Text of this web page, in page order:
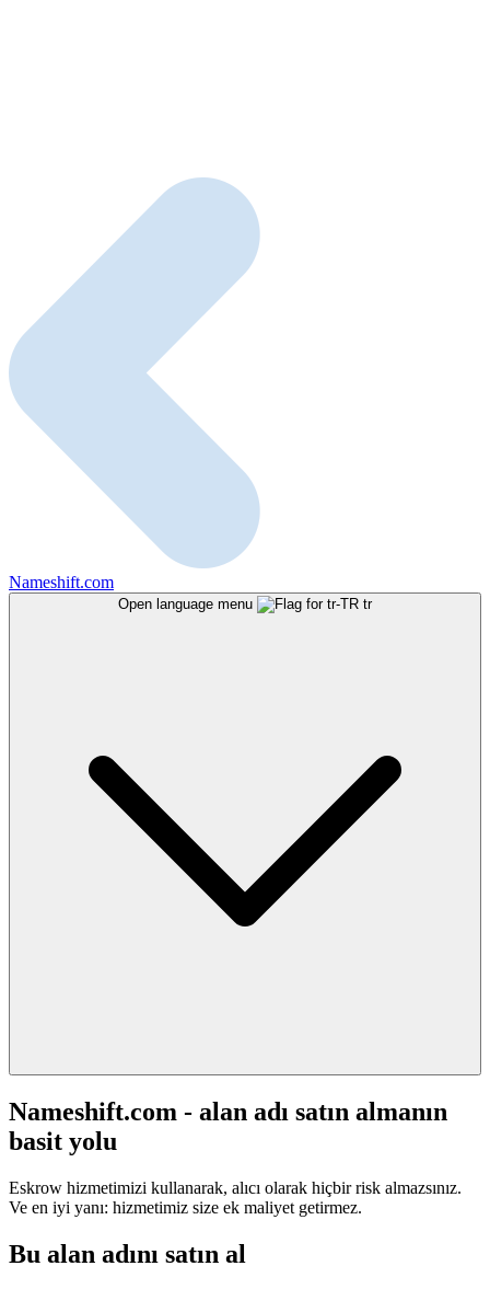
Nameshift.com
Open language menu tr
Nameshift.com - alan adı satın almanın
basit yolu
Eskrow hizmetimizi kullanarak, alıcı olarak hiçbir risk almazsınız.
Ve en iyi yanı: hizmetimiz size ek maliyet getirmez.
Bu alan adını satın al